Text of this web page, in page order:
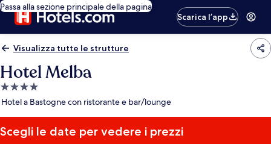
Passa alla sezione principale della pagina
Scarica l’app
Visualizza tutte le strutture
Hotel Melba
Struttura
a
stelle
Hotel a Bastogne con ristorante e bar/lounge
Scegli le date per vedere i prezzi